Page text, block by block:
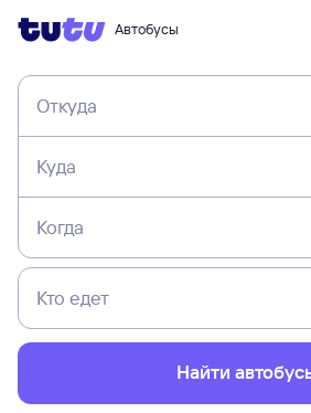
Автобусы
Откуда
Куда
Когда
Кто едет
Найти